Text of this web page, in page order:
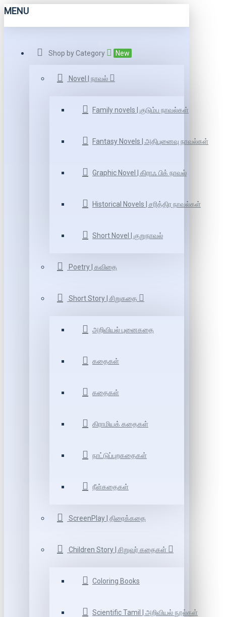
MENU
Shop by Category New
Novel | நாவல்
Family novels | குடும்ப நாவல்கள்
Fantasy Novels | அதிபுனைவு நாவல்கள்
Graphic Novel | கிராஃ பிக் நாவல்
Historical Novels | சரித்திர நாவல்கள்
Short Novel | குறுநாவல்
Poetry | கவிதை
Short Story | சிறுகதை
அறிவியல் புனைகதை
கதைகள்
கதைகள்
கிராமியக் கதைகள்
நாட்டுப்புறகதைகள்
நீள்கதைகள்
ScreenPlay | திரைக்கதை
Children Story | சிறுவர் கதைகள்
Coloring Books
Scientific Tamil | அறிவியல் நூல்கள்